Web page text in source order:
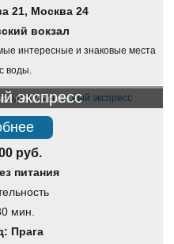
21, Москва 24
вокзал
интересные и знаковые места
воды.
по Москве
экспресс
руб.
питания
мин.
Прага